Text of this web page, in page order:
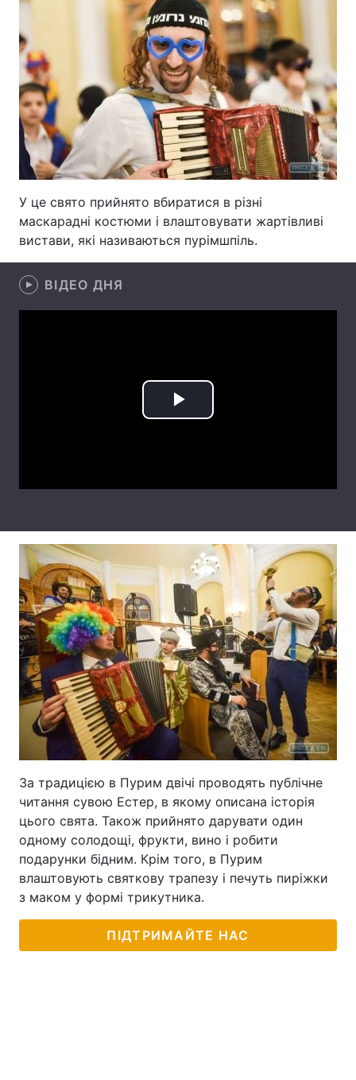
У це свято прийнято вбиратися в різні
маскарадні костюми і влаштовувати жартівливі
вистави, які називаються пурімшпіль.
ВІДЕО ДНЯ
Play
За традицією в Пурим двічі проводять публічне
читання сувою Естер, в якому описана історія
цього свята. Також прийнято дарувати один
одному солодощі, фрукти, вино і робити
подарунки бідним. Крім того, в Пурим
влаштовують святкову трапезу і печуть пиріжки
з маком у формі трикутника.
ПІДТРИМАЙТЕ НАС